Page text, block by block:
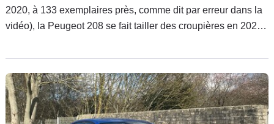
2020, à 133 exemplaires près, comme dit par erreur dans la
vidéo), la Peugeot 208 se fait tailler des croupières en 2023
bénéficie aujourd'hui d'une mise à jour et ambitionne de
reprendre sa place sur le trône. Voici notre premier essai de
la Peugeot restylée en version électrique de 156 ch.